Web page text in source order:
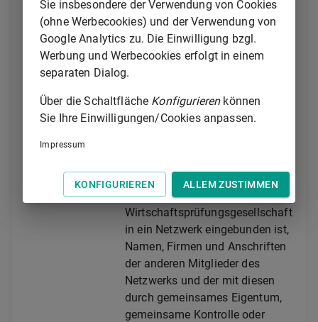
a)
Name, Firma und Rechtsform,
b)
Tag der Anerkennung als
Wirtschaftsprüfungsgesellschaft
und die Behörde, die die
Anerkennung ausgesprochen hat,
c)
Anschrift der
Hauptniederlassung,
Kontaktperson, Internetadresse
und, sofern die
Wirtschaftsprüfungsgesellschaft
in ein Netzwerk eingebunden ist,
Namen, Firmen und Anschriften
der anderen Mitglieder des
Netzwerks und der mit diesen
durch gemeinsames Eigentum,
gemeinsame Kontrolle oder
Sie insbesondere der Verwendung von Cookies
(ohne Werbecookies) und der Verwendung von
Google Analytics zu. Die Einwilligung bzgl.
Werbung und Werbecookies erfolgt in einem
separaten Dialog.
Über die Schaltfläche Konfigurierenkönnen
Sie Ihre Einwilligungen/Cookies anpassen.
Impressum
KONFIGURIEREN ALLEM ZUSTIMMEN